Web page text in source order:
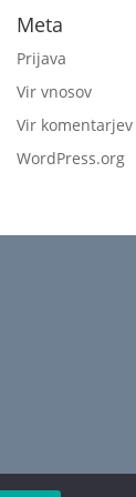
Meta
Prijava
Vir vnosov
Vir komentarjev
WordPress.org